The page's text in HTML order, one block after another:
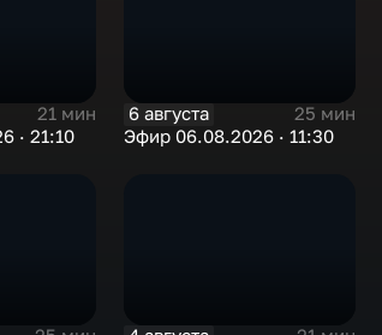
21 мин
· 21:10
6 августа
25 мин
Эфир 06.08.2026 · 11:30